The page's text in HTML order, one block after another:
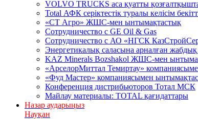
VOLVO TRUCKS аса қуатты
Total АФК серіктестік туралы келісім
«СТ Агро» ЖШС-мен ынтымақтастық
Сотрудничество c GE Oil & Gas
Сотрудничество с АО «НГСК
Энергетикалық саласына арналған жабдық
KAZ Minerals Bozshakol ЖШС-мен
«АрселорМиттал Темиртау»
«Фуд Мастер» компаниясымен
Конференция дистрибьюторов Тотал МСК
Майлау материалы: TOTAL қағидаттары
Назар аударыңыз
Науқан